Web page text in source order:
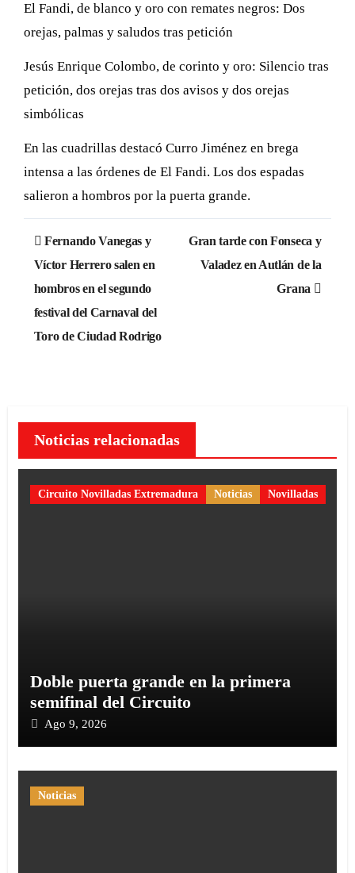
El Fandi, de blanco y oro con remates negros: Dos
orejas, palmas y saludos tras petición
Jesús Enrique Colombo, de corinto y oro: Silencio tras
petición, dos orejas tras dos avisos y dos orejas
simbólicas
En las cuadrillas destacó Curro Jiménez en brega
intensa a las órdenes de El Fandi. Los dos espadas
salieron a hombros por la puerta grande.
Navegación
de
entradas
Fernando Vanegas y
Víctor Herrero salen en
hombros en el segundo
festival del Carnaval del
Toro de Ciudad Rodrigo
Gran tarde con Fonseca y
Valadez en Autlán de la
Grana
Noticias relacionadas
Circuito Novilladas Extremadura Noticias Novilladas
Doble puerta grande en la primera
semifinal del Circuito
Ago 9, 2026
Noticias